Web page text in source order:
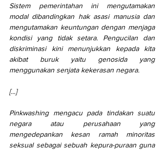
Sistem pemerintahan ini mengutamakan
modal dibandingkan hak asasi manusia dan
mengutamakan keuntungan dengan menjaga
kondisi yang tidak setara. Pengucilan dan
diskriminasi kini menunjukkan kepada kita
akibat buruk yaitu genosida yang
menggunakan senjata kekerasan negara.
[...]
Pinkwashing mengacu pada tindakan suatu
negara atau perusahaan yang
mengedepankan kesan ramah minoritas
seksual sebagai sebuah kepura-puraan guna